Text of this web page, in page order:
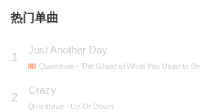
热门单曲
1
Just Another Day
Quietdrive - The Ghost of What You Used to Be
2
Crazy
Quietdrive - Up Or Down